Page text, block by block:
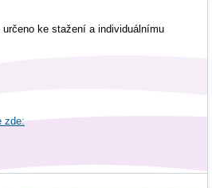
určeno ke stažení a individuálnímu
zde: